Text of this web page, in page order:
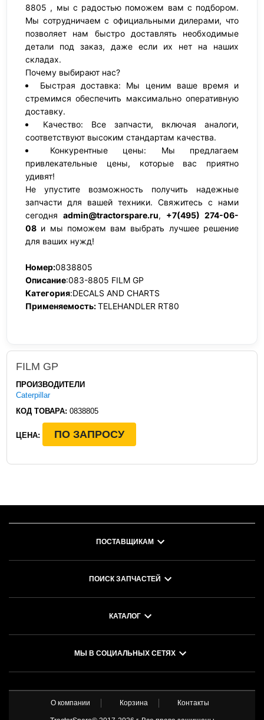
8805 , мы с радостью поможем вам с подбором.
Мы сотрудничаем с официальными дилерами, что
позволяет нам быстро доставлять необходимые
детали под заказ, даже если их нет на наших
складах.
Почему выбирают нас?
Быстрая доставка: Мы ценим ваше время и
стремимся обеспечить максимально оперативную
доставку.
Качество: Все запчасти, включая аналоги,
соответствуют высоким стандартам качества.
Конкурентные цены: Мы предлагаем
привлекательные цены, которые вас приятно
удивят!
Не упустите возможность получить надежные
запчасти для вашей техники. Свяжитесь с нами
сегодня admin@tractorspare.ru, +7(495) 274-06-
08 и мы поможем вам выбрать лучшее решение
для ваших нужд!
Номер:0838805
Описание:083-8805 FILM GP
Категория:DECALS AND CHARTS
Применяемость:TELEHANDLER RT80
FILM GP
ПРОИЗВОДИТЕЛИ
Caterpillar
КОД ТОВАРА: 0838805
ЦЕНА: ПО ЗАПРОСУ
ПОСТАВЩИКАМ
ПОИСК ЗАПЧАСТЕЙ
КАТАЛОГ
МЫ В СОЦИАЛЬНЫХ СЕТЯХ
О компании Корзина Контакты